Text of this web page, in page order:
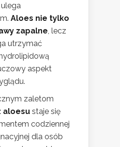
Aloes nie tylko
zapalne , lecz
utrzymać
aspekt
zaletom
aloesu staje się
codziennej
dla osób